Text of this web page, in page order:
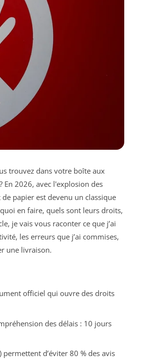
trouvez dans votre boîte aux
En 2026, avec l'explosion des
papier est devenu un classique
en faire, quels sont leurs droits,
je vais vous raconter ce que j’ai
les erreurs que j’ai commises,
une livraison.
officiel qui ouvre des droits
des délais : 10 jours
d’éviter 80 % des avis